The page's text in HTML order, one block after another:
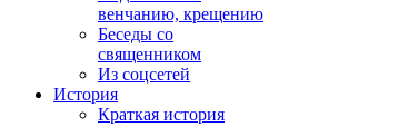
венчанию, крещению
Беседы со
священником
Из соцсетей
История
Краткая история